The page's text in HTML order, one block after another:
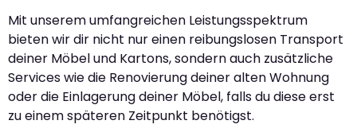
Mit unserem umfangreichen Leistungsspektrum
bieten wir dir nicht nur einen reibungslosen Transport
deiner Möbel und Kartons, sondern auch zusätzliche
Services wie die Renovierung deiner alten Wohnung
oder die Einlagerung deiner Möbel, falls du diese erst
zu einem späteren Zeitpunkt benötigst.